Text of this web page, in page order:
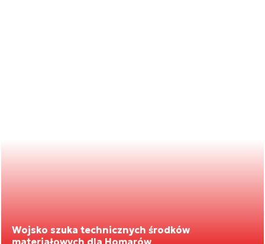
Wojsko szuka technicznych środków
materiałowych dla Homarów